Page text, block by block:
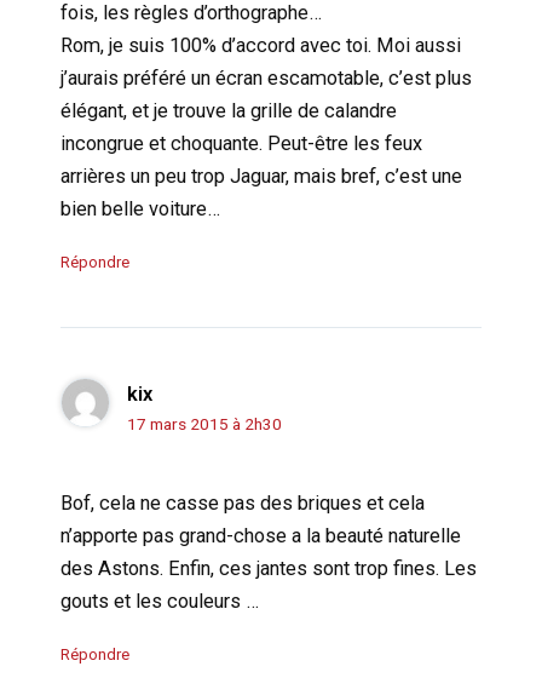
fois, les règles d’orthographe…
Rom, je suis 100% d’accord avec toi. Moi aussi
j’aurais préféré un écran escamotable, c’est plus
élégant, et je trouve la grille de calandre
incongrue et choquante. Peut-être les feux
arrières un peu trop Jaguar, mais bref, c’est une
bien belle voiture…
Répondre
kix
17 mars 2015 à 2h30
Bof, cela ne casse pas des briques et cela
n’apporte pas grand-chose a la beauté naturelle
des Astons. Enfin, ces jantes sont trop fines. Les
gouts et les couleurs …
Répondre